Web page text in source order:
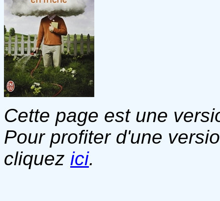
Cette page est une
Pour profiter d'une
cliquez ici.